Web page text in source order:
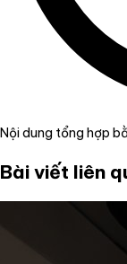
Nội dung tổng hợp
Bài viết liên